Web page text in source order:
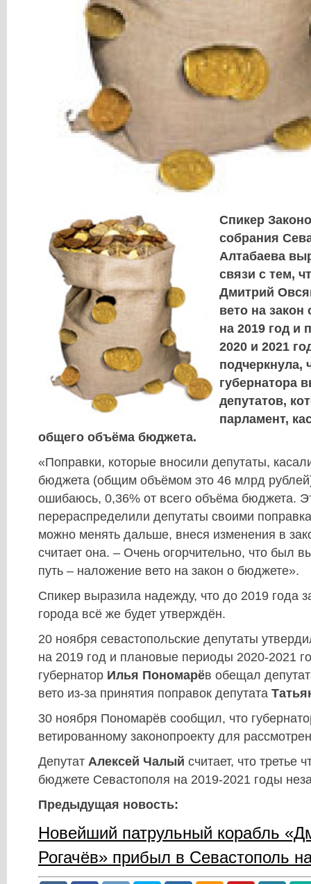
Спикер
собрания
Алтабаева
связи с тем,
Дмитрий
вето на
на 2019 год и
2020 и 2021
подчеркнула,
губернатора
депутатов,
парламент,
общего объёма бюджета.
«Поправки, которые вносили депутаты,
бюджета (общим объёмом это 46 млрд
ошибаюсь, 0,36% от всего объёма бюджета.
перераспределили депутаты своими
можно менять дальше, внеся изменения в
считает она. – Очень огорчительно, что был
путь – наложение вето на закон о бюджете».
Спикер выразила надежду, что до 2019 года
города всё же будет утверждён.
20 ноября севастопольские депутаты
на 2019 год и плановые периоды 2020-2021
губернатор Илья Пономарёв обещал
вето из-за принятия поправок депутата
30 ноября Пономарёв сообщил, что
ветированному законопроекту для
Депутат Алексей Чалый считает, что третье
бюджете Севастополя на 2019-2021 годы
Предыдущая новость:
Новейший патрульный корабль
Рогачёв» прибыл в Севастополь